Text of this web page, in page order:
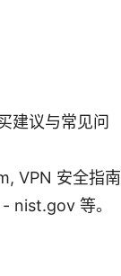
建议与常见问
VPN 安全指南
nist.gov 等。